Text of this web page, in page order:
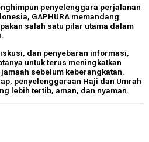
penyelenggara perjalanan
GAPHURA memandang
salah satu pilar utama dalam
dan penyebaran informasi,
untuk terus meningkatkan
sebelum keberangkatan.
penyelenggaraan Haji dan Umrah
lebih tertib, aman, dan nyaman.